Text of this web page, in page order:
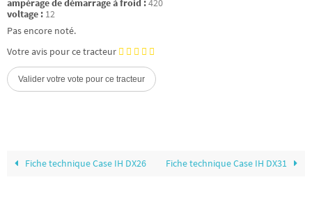
ampérage de démarrage à froid :420
voltage : 12
Pas encore noté.
Votre avis pour ce tracteur
Fiche technique Case IH DX26 Fiche technique Case IH DX31